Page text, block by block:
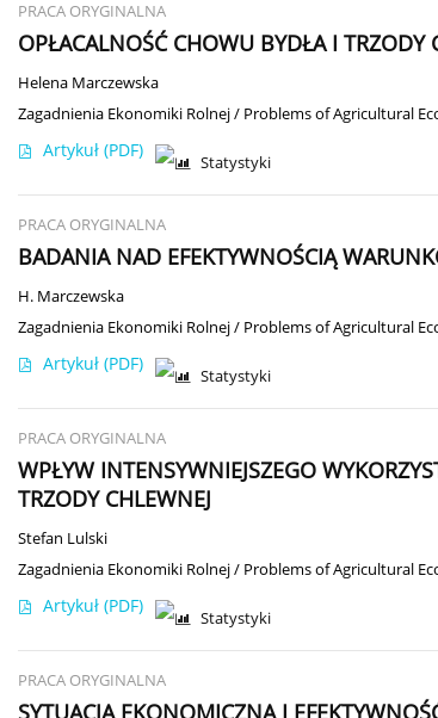
PRACA ORYGINALNA
OPŁACALNOŚĆ CHOWU BYDŁA I
Helena Marczewska
Zagadnienia Ekonomiki Rolnej / Problems of Agricultural
Artykuł (PDF)
Statystyki
PRACA ORYGINALNA
BADANIA NAD EFEKTYWNOŚCIĄ
H. Marczewska
Zagadnienia Ekonomiki Rolnej / Problems of Agricultural
Artykuł (PDF)
Statystyki
PRACA ORYGINALNA
WPŁYW INTENSYWNIEJSZEGO
TRZODY CHLEWNEJ
Stefan Lulski
Zagadnienia Ekonomiki Rolnej / Problems of Agricultural
Artykuł (PDF)
Statystyki
PRACA ORYGINALNA